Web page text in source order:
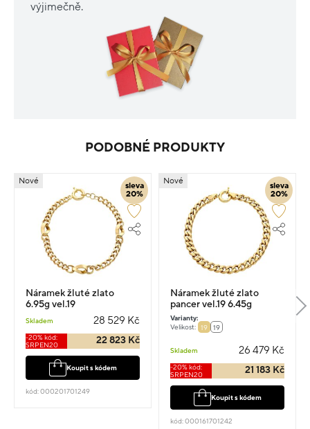
výjimečně.
PODOBNÉ PRODUKTY
sleva
20%
Nové
Náramek žluté zlato
6.95g vel.19
Skladem 28 529 Kč
-20% kód:
SRPEN20
22 823 Kč
Koupit s kódem
kód: 000201701249
sleva
20%
Nové
Náramek žluté zlato
pancer vel.19 6.45g
Varianty:
Velikost:
19 19
Skladem 26 479 Kč
-20% kód:
SRPEN20
21 183 Kč
Koupit s kódem
kód: 000161701242